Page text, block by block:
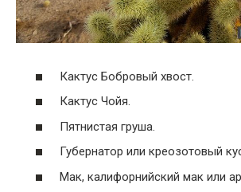
Кактус Бобровый хвост.
Кактус Чойя.
Пятнистая груша.
Губернатор или креозотовый
Мак, калифорнийский мак или